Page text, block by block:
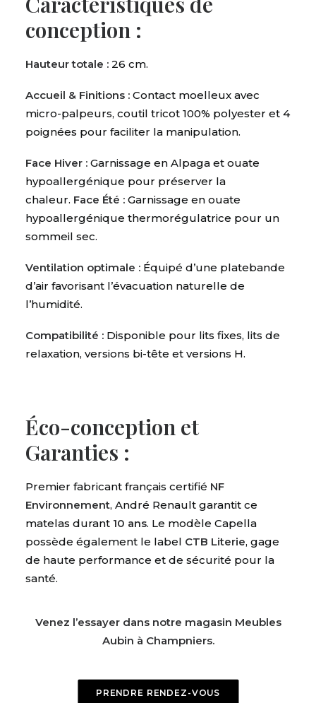
conception :
Hauteur totale : 26 cm.
Accueil & Finitions : Contact moelleux avec
micro-palpeurs, coutil tricot 100% polyester et 4
poignées pour faciliter la manipulation.
Face Hiver : Garnissage en Alpaga et ouate
hypoallergénique pour préserver la
chaleur. Face Été : Garnissage en ouate
hypoallergénique thermorégulatrice pour un
sommeil sec.
Ventilation optimale : Équipé d’une platebande
d’air favorisant l’évacuation naturelle de
l’humidité.
Compatibilité : Disponible pour lits fixes, lits de
relaxation, versions bi-tête et versions H.
Éco-conception et
Garanties :
Premier fabricant français certifié NF
Environnement, André Renault garantit ce
matelas durant 10 ans. Le modèle Capella
possède également le label CTB Literie, gage
de haute performance et de sécurité pour la
santé.
Venez l’essayer dans notre magasin Meubles
Aubin à Champniers.
PRENDRE RENDEZ-VOUS